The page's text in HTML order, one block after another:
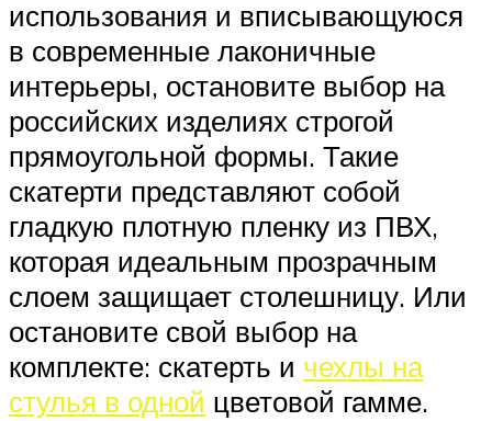
использования и вписывающуюся
в современные лаконичные
интерьеры, остановите выбор на
российских изделиях строгой
прямоугольной формы. Такие
скатерти представляют собой
гладкую плотную пленку из ПВХ,
которая идеальным прозрачным
слоем защищает столешницу. Или
остановите свой выбор на
комплекте: скатерть и чехлы на
стулья в одной цветовой гамме.